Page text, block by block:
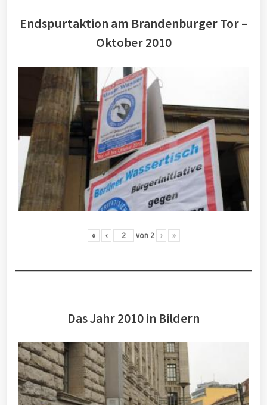
Endspurtaktion am Brandenburger Tor –
Oktober 2010
« ‹ von 2 › »
Das Jahr 2010 in Bildern